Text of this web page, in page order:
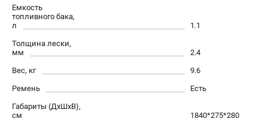
Садовые тракторы
Средства защиты
Триммеры и мотокосы
ТЕЛЕФОН (САНКТ-ПЕТЕРБУРГ)
Информация размещённая на сайте не является публичной
Емкость
топливного бака,
л
1.1
Толщина лески,
мм
2.4
Вес, кг
9.6
Ремень
Есть
Габариты (ДхШхВ),
см
1840*275*280